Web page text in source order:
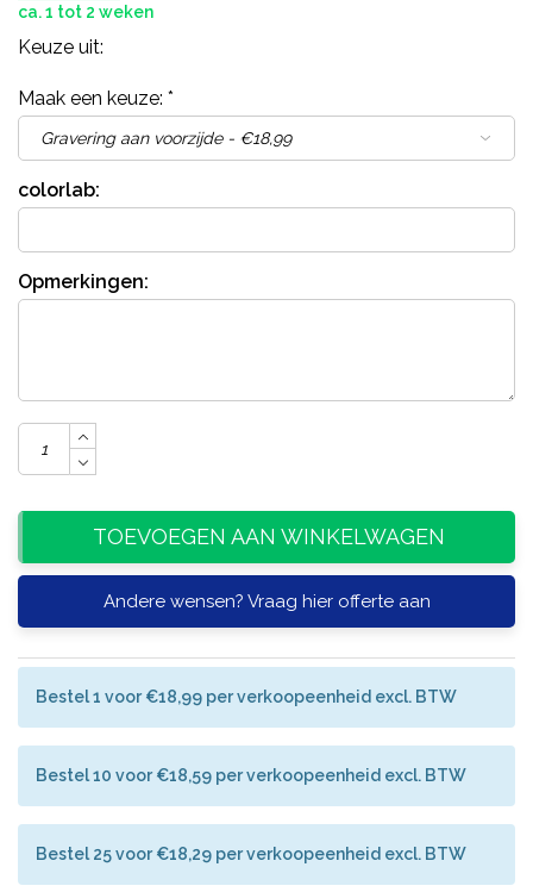
ca. 1 tot 2 weken
Keuze uit:
Maak een keuze: *
colorlab:
Opmerkingen:
TOEVOEGEN AAN WINKELWAGEN
Andere wensen? Vraag hier offerte aan
Bestel 1 voor €18,99 per verkoopeenheid excl. BTW
Bestel 10 voor €18,59 per verkoopeenheid excl. BTW
Bestel 25 voor €18,29 per verkoopeenheid excl. BTW